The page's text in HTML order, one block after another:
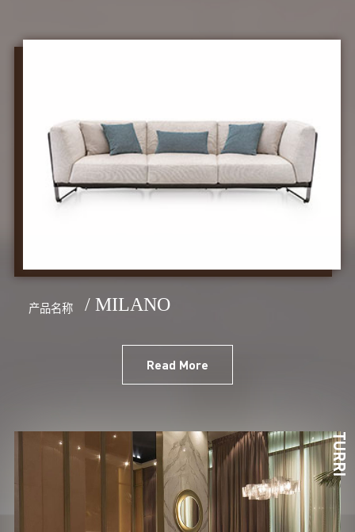
产品名称 / MILANO
Read More
TURRI